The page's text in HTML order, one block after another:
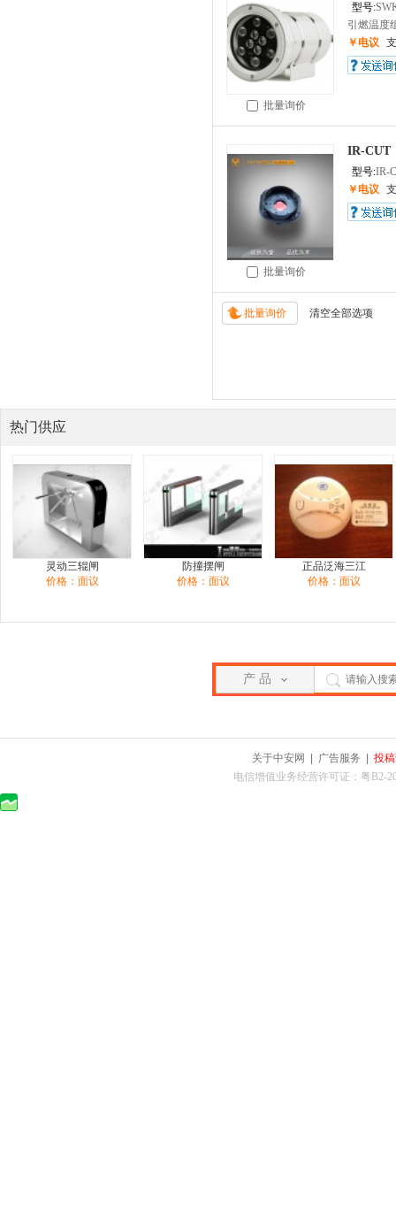
批量询价
型号:
引燃温度
￥电议
批量询价
IR-CUT
型号:IR-
￥电议
热门供应
灵动三辊闸
价格：面议
防撞摆闸
价格：面议
正品泛海三江
价格：面议
产 品
关于中安网 广告服务
投
电信增值业务经营许可证：粤